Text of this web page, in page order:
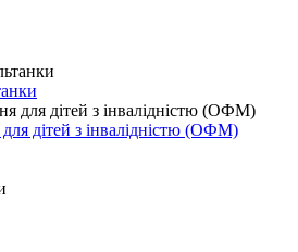
дітей з інвалідністю (ОФМ)